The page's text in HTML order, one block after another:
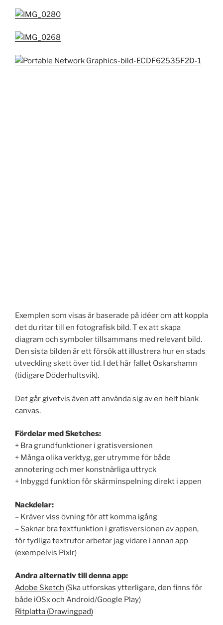
Exemplen som visas är baserade på idéer om att koppla
det du ritar till en fotografisk bild. T ex att skapa
diagram och symboler tillsammans med relevant bild.
Den sista bilden är ett försök att illustrera hur en stads
utveckling skett över tid. I det här fallet Oskarshamn
(tidigare Döderhultsvik).
Det går givetvis även att använda sig av en helt blank
canvas.
Fördelar med Sketches:
+ Bra grundfunktioner i gratisversionen
+ Många olika verktyg, ger utrymme för både
annotering och mer konstnärliga uttryck
+ Inbyggd funktion för skärminspelning direkt i appen
Nackdelar:
– Kräver viss övning för att komma igång
– Saknar bra textfunktion i gratisversionen av appen,
för tydliga textrutor arbetar jag vidare i annan app
(exempelvis Pixlr)
Andra alternativ till denna app:
Adobe Sketch (Ska utforskas ytterligare, den finns för
både iOSx och Android/Google Play)
Ritplatta (Drawingpad)